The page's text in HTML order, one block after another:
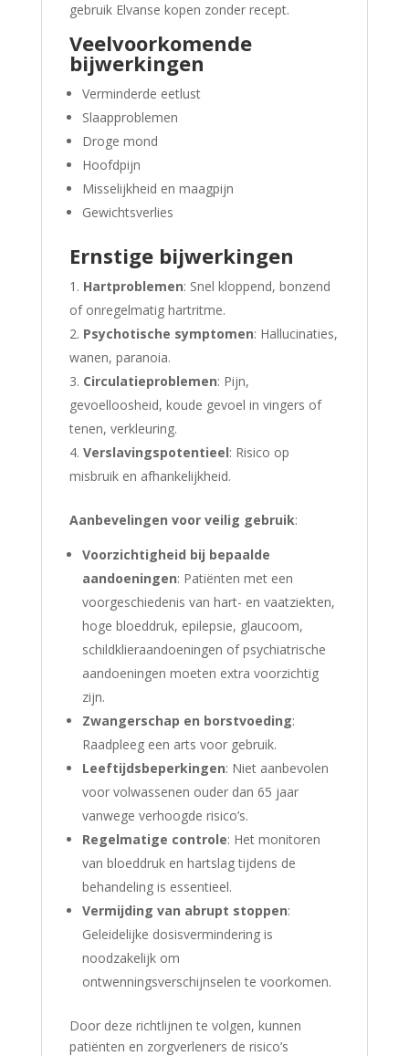
gebruik Elvanse kopen zonder recept.
Veelvoorkomende
bijwerkingen
Verminderde eetlust
Slaapproblemen
Droge mond
Hoofdpijn
Misselijkheid en maagpijn
Gewichtsverlies
Ernstige bijwerkingen
Hartproblemen: Snel kloppend, bonzend
of onregelmatig hartritme.
Psychotische symptomen: Hallucinaties,
wanen, paranoia.
Circulatieproblemen: Pijn,
gevoelloosheid, koude gevoel in vingers of
tenen, verkleuring.
Verslavingspotentieel: Risico op
misbruik en afhankelijkheid.
Aanbevelingen voor veilig gebruik:
Voorzichtigheid bij bepaalde
aandoeningen: Patiënten met een
voorgeschiedenis van hart- en vaatziekten,
hoge bloeddruk, epilepsie, glaucoom,
schildklieraandoeningen of psychiatrische
aandoeningen moeten extra voorzichtig
zijn.
Zwangerschap en borstvoeding:
Raadpleeg een arts voor gebruik.
Leeftijdsbeperkingen: Niet aanbevolen
voor volwassenen ouder dan 65 jaar
vanwege verhoogde risico’s.
Regelmatige controle: Het monitoren
van bloeddruk en hartslag tijdens de
behandeling is essentieel.
Vermijding van abrupt stoppen:
Geleidelijke dosisvermindering is
noodzakelijk om
ontwenningsverschijnselen te voorkomen.
Door deze richtlijnen te volgen, kunnen
patiënten en zorgverleners de risico’s